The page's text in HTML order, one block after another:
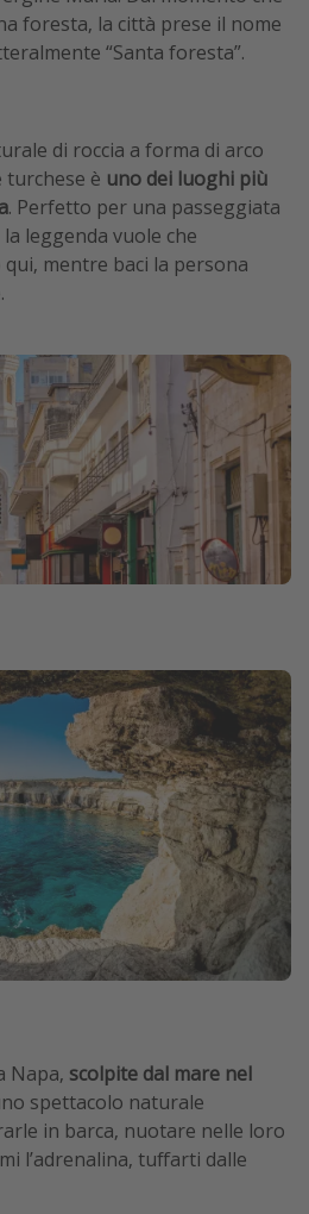
foresta, la città prese il nome
“Santa foresta”.
di roccia a forma di arco
turchese è uno dei luoghi più
. Perfetto per una passeggiata
leggenda vuole che
mentre baci la persona
Napa, scolpite dal mare nel
spettacolo naturale
in barca, nuotare nelle loro
l’adrenalina, tuffarti dalle